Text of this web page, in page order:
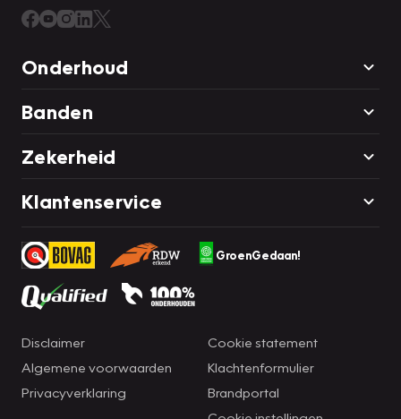
Onderhoud
Banden
Zekerheid
Klantenservice
GroenGedaan!
Disclaimer
Algemene voorwaarden
Privacyverklaring
Cookie statement
Klachtenformulier
Brandportal